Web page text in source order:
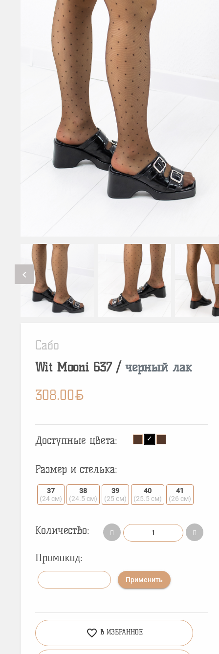
chevron_left
Сабо
Wit Mooni 637/ черный лак
308.00BYN
Доступные цвета:
Размер и стелька:
37
(24 см)
38
(24.5 см)
39
(25 см)
40
(25.5 см)
41
(26 см)
Количество:
Промокод:
Применить
favorite_border В ИЗБРАННОЕ